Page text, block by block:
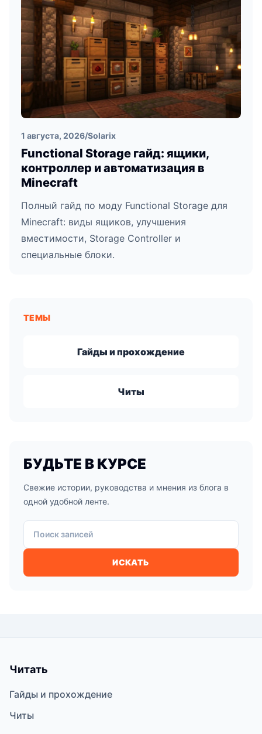
1 августа, 2026/Solarix
Functional Storage гайд: ящики,
контроллер и автоматизация в
Minecraft
Полный гайд по моду Functional Storage для
Minecraft: виды ящиков, улучшения
вместимости, Storage Controller и
специальные блоки.
ТЕМЫ
Гайды и прохождение
Читы
БУДЬТЕ В КУРСЕ
Свежие истории, руководства и мнения из блога в
одной удобной ленте.
Поиск записей
ИСКАТЬ
Читать
Гайды и прохождение
Читы